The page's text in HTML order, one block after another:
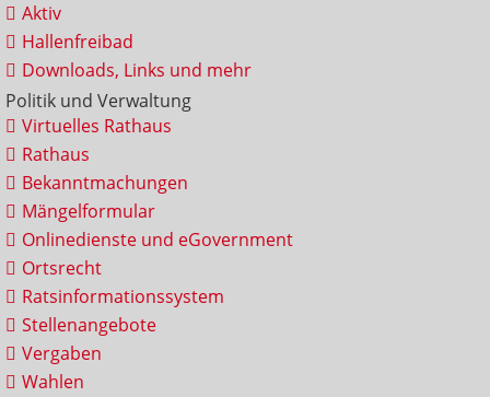
Aktiv
Hallenfreibad
Downloads, Links und mehr
Politik und Verwaltung
Virtuelles Rathaus
Rathaus
Bekanntmachungen
Mängelformular
Onlinedienste und eGovernment
Ortsrecht
Ratsinformationssystem
Stellenangebote
Vergaben
Wahlen